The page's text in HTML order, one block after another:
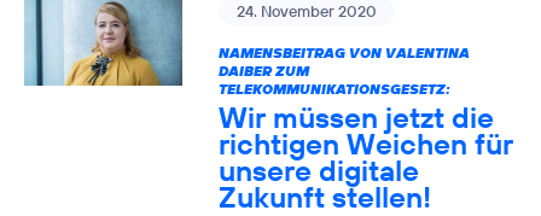
24. November 2020
NAMENSBEITRAG VON VALENTINA
DAIBER ZUM
TELEKOMMUNIKATIONSGESETZ:
Wir müssen jetzt die
richtigen Weichen für
unsere digitale
Zukunft stellen!